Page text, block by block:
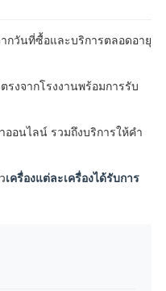
กวันที่ซื้อและบริการตลอดอายุ
รงจากโรงงานพร้อมการรับ
ออนไลน์ รวมถึงบริการให้คำ
เครื่องแต่ละเครื่องได้รับการ